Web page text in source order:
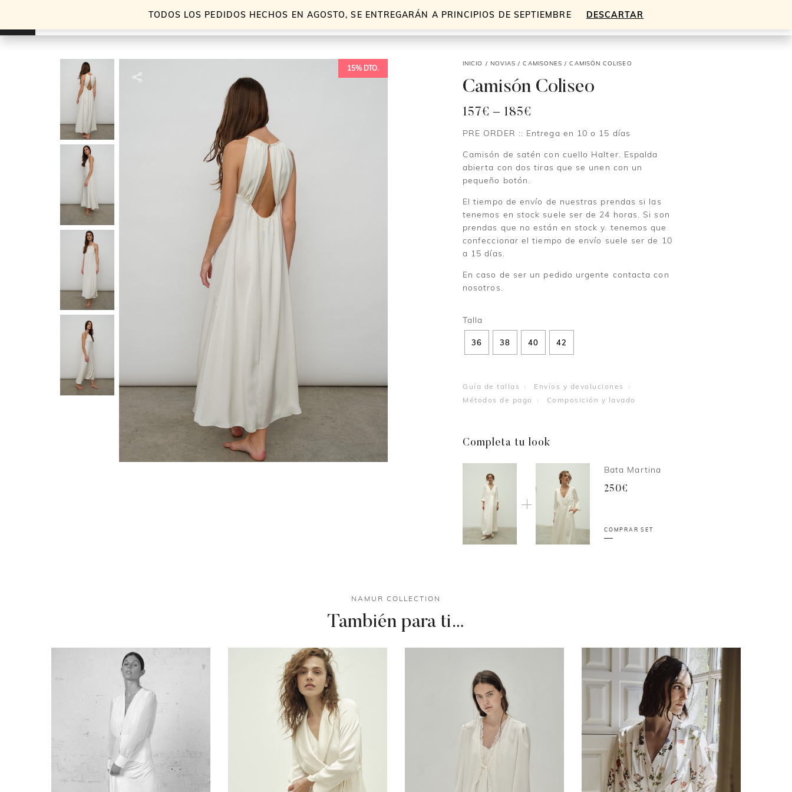
15% DTO.
INICIO / NOVIAS /CAMISONES / CAMISÓN COLISEO
Camisón Coliseo
157€ – 185€
PRE ORDER :: Entrega en 10 o 15 días
Camisón de satén con cuello Halter. Espalda
abierta con dos tiras que se unen con un
pequeño botón.
El tiempo de envío de nuestras prendas si las
tenemos en stock suele ser de 24 horas. Si son
prendas que no están en stock y. tenemos que
confeccionar el tiempo de envío suele ser de 10
a 15 días.
En caso de ser un pedido urgente contacta con
nosotros.
36 38 40 42
Guía de tallas
Envíos y devoluciones
Métodos de pago
Composición y lavado
Completa tu look
Bata Martina
250€
COMPRAR SET
NAMUR COLLECTION
También para ti…
TODOS LOS PEDIDOS HECHOS EN AGOSTO, SE ENTREGARÁN A PRINCIPIOS DE SEPTIEMBRE DESCARTAR